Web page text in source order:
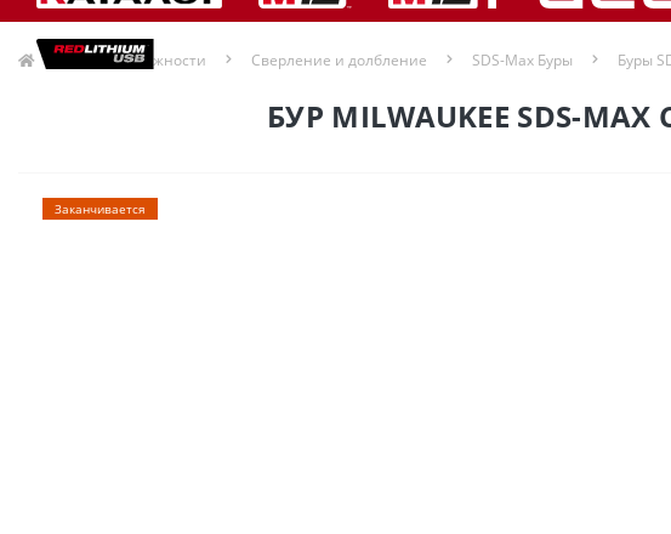
Принадлежности Сверление и долбление SDS-Max Буры Буры
БУР MILWAUKEE SDS-
Заканчивается